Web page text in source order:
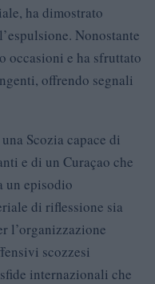
ha dimostrato
Nonostante
occasioni e ha sfruttato
offrendo segnali
Scozia capace di
e di un Curaçao che
un episodio
di riflessione sia
l’organizzazione
scozzesi
internazionali che